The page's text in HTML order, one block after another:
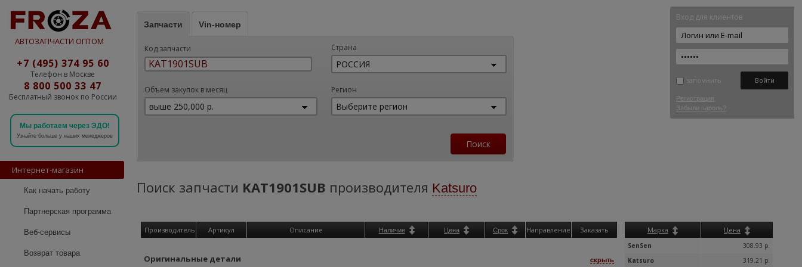
АВТОЗАПЧАСТИ ОПТОМ
+7 (495) 374 95 60
Телефон в Москве
8 800 500 33 47
Бесплатный звонок по России
Мы работаем через ЭДО!
Узнайте больше у наших менеджеров
Интернет-магазин
Как начать работу
Партнерская программа
Веб-сервисы
Возврат товара
Вход для клиентов
запомнить
Регистрация
Забыли пароль?
Запчасти Vin-номер
Код запчасти Страна
Объем закупок в месяц Регион
Поиск запчасти KAT1901SUB производителя Katsuro
Производитель Артикул Описание Наличие Цена Срок Направление Заказать
Оригинальные детали скрыть
Марка Цена
SenSen
308.93 р.
Katsuro
319.21 р.